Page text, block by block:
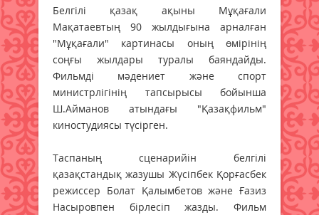
Белгілі қазақ ақыны Мұқағали
Мақатаевтың 90 жылдығына арналған
"Мұқағали" картинасы оның өмірінің
соңғы жылдары туралы баяндайды.
Фильмді мәдениет және спорт
министрлігінің тапсырысы бойынша
Ш.Айманов атындағы "Қазақфильм"
киностудиясы түсірген.
Таспаның сценарийін белгілі
қазақстандық жазушы Жүсіпбек Қорғасбек
режиссер Болат Қалымбетов және Ғазиз
Насыровпен бірлесіп жазды. Фильм